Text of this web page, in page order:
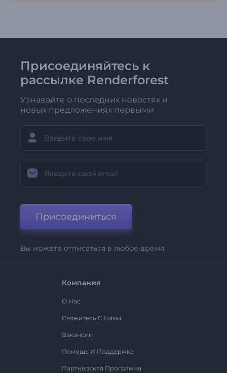
Присоединяйтесь к
рассылке Renderforest
Узнавайте о последних новостях и
новых предложениях первыми
Присоединиться
Вы можете отписаться в любое время
Компания
О Нас
Свяжитесь С Нами
Вакансии
Помощь И Поддержка
Партнерская Программа